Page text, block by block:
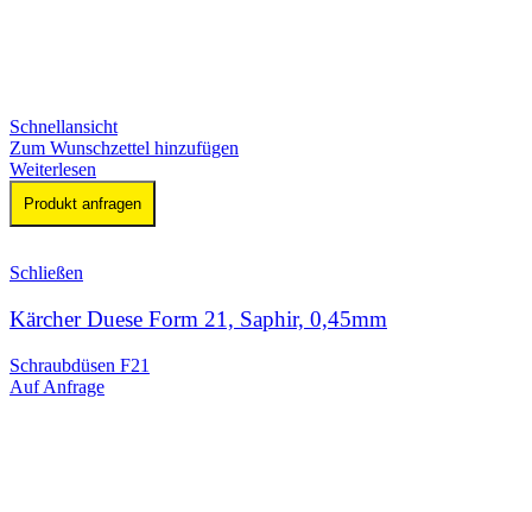
Schnellansicht
Zum Wunschzettel hinzufügen
Weiterlesen
Produkt anfragen
Schließen
Kärcher Duese Form 21, Saphir, 0,45mm
Schraubdüsen F21
Auf Anfrage